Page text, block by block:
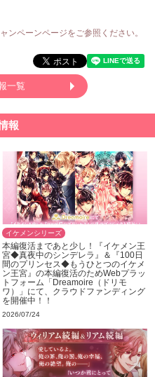
ンペーンページをご参照ください。
一覧
報
イケメンシリーズ
本編復活まであと少し！『イケメン王
宮◆真夜中のシンデレラ』＆『100日
間のプリンセス◆もうひとつのイケメ
ン王宮』の本編復活のためWebプラッ
トフォーム「Dreamoire（ドリモ
ワ）」にて、クラウドファンディング
を開催中！！
2026/07/24